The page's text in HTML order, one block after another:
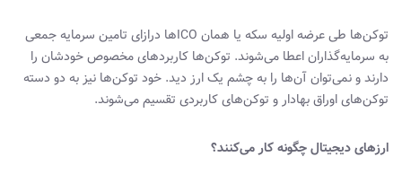
توکن‌ها طی عرضه اولیه سکه یا همان ICOها درازای تامین سرمایه جمعی
به سرمایه‌گذاران اعطا می‌شوند. توکن‌ها کاربردهای مخصوص خودشان را
دارند و نمی‌توان آن‌ها را به چشم یک ارز دید. خود توکن‌ها نیز به دو دسته
توکن‌های اوراق بهادار و توکن‌های کاربردی تقسیم می‌شوند.
ارزهای دیجیتال چگونه کار می‌کنند؟